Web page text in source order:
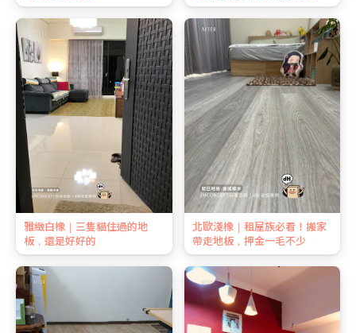
雅緻白橡｜三隻貓住過的地
板，還是好好的
北歐淺橡｜租屋族必看！搬家
帶走地板，押金一毛不少